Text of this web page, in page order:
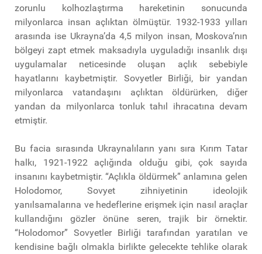
zorunlu kolhozlaştırma hareketinin sonucunda
milyonlarca insan açlıktan ölmüştür. 1932-1933 yılları
arasında ise Ukrayna’da 4,5 milyon insan, Moskova’nın
bölgeyi zapt etmek maksadıyla uyguladığı insanlık dışı
uygulamalar neticesinde oluşan açlık sebebiyle
hayatlarını kaybetmiştir. Sovyetler Birliği, bir yandan
milyonlarca vatandaşını açlıktan öldürürken, diğer
yandan da milyonlarca tonluk tahıl ihracatına devam
etmiştir.
Bu facia sırasında Ukraynalıların yanı sıra Kırım Tatar
halkı, 1921-1922 açlığında olduğu gibi, çok sayıda
insanını kaybetmiştir. “Açlıkla öldürmek” anlamına gelen
Holodomor, Sovyet zihniyetinin ideolojik
yanılsamalarına ve hedeflerine erişmek için nasıl araçlar
kullandığını gözler önüne seren, trajik bir örnektir.
“Holodomor” Sovyetler Birliği tarafından yaratılan ve
kendisine bağlı olmakla birlikte gelecekte tehlike olarak